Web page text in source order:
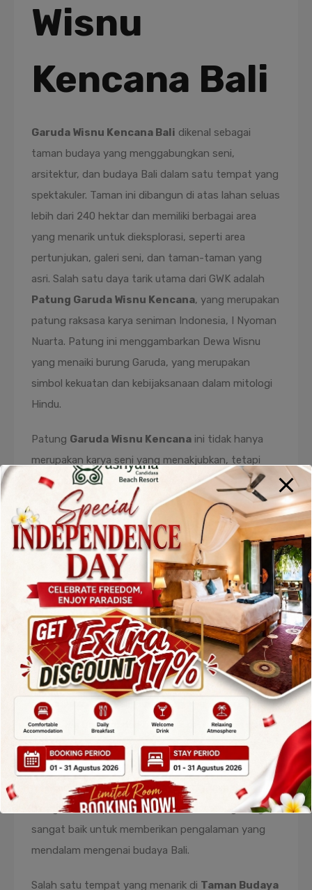
Wisnu
Kencana Bali
Garuda Wisnu Kencana Bali dikenal sebagai
taman budaya yang menggabungkan seni,
arsitektur, dan budaya Bali dalam satu tempat yang
spektakuler. Taman ini dibangun di atas lahan seluas
lebih dari 240 hektar dan memiliki berbagai area
yang menarik untuk dieksplorasi, seperti area
pertunjukan, galeri seni, dan taman-taman yang
asri. Salah satu daya tarik utama dari GWK adalah
Patung Garuda Wisnu Kencana, yang merupakan
patung raksasa karya seniman Indonesia, I Nyoman
Nuarta. Patung ini menggambarkan Dewa Wisnu
yang menaiki burung Garuda, yang merupakan
simbol kekuatan dan kebijaksanaan dalam mitologi
Hindu.
Patung Garuda Wisnu Kencana ini tidak hanya
merupakan karya seni yang menakjubkan, tetapi
juga memiliki makna yang dalam. Dewa Wisnu
melambangkan pelindung dan penyeimbang alam
semesta, sementara Garuda sebagai kendaraan
Wisnu adalah simbol kebebasan dan keberanian.
Patung ini, yang tinggi mencapai 121 meter, menjadi
salah satu patung terbesar di dunia dan menjadi
ikon budaya Bali yang terkenal di seluruh dunia.
Garuda Wisnu Kencana Cultural Park
menawarkan berbagai atraksi budaya yang menarik.
Di taman ini, pengunjung dapat menikmati
pertunjukan seni Bali yang memukau, seperti tari
kecak, tari barong, dan berbagai pertunjukan musik
tradisional. Ada juga galeri seni yang menampilkan
karya-karya seni Bali dan Indonesia, yang
mencerminkan warisan budaya yang kaya dan
beragam. Setiap sudut taman ini dirancang dengan
sangat baik untuk memberikan pengalaman yang
mendalam mengenai budaya Bali.
Salah satu tempat yang menarik di Taman Budaya